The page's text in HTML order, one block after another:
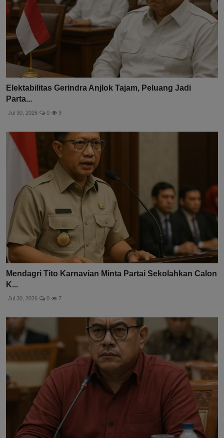
Elektabilitas Gerindra Anjlok Tajam, Peluang Jadi
Parta...
Jul 30, 2026 0 9
Mendagri Tito Karnavian Minta Partai Sekolahkan Calon
K...
Jul 30, 2026 0 7